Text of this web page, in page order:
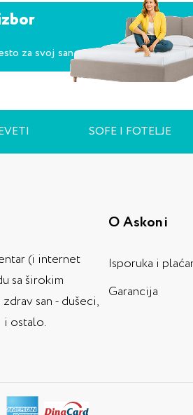
za svoj san
SOFE I FOTELJE
(i internet
sa širokim
san - dušeci,
i ostalo.
O Askoni
Isporuka i
Garancija